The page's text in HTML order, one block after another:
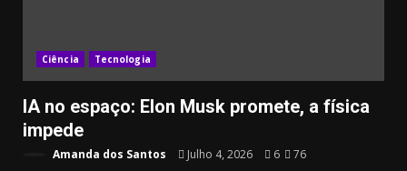
Ciência Tecnologia
IA no espaço: Elon Musk promete, a física
impede
Amanda dos Santos Julho 4, 2026 6 76